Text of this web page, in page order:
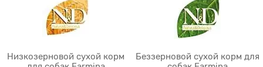
Низкозерновой сухой корм
Беззерновой сухой корм для